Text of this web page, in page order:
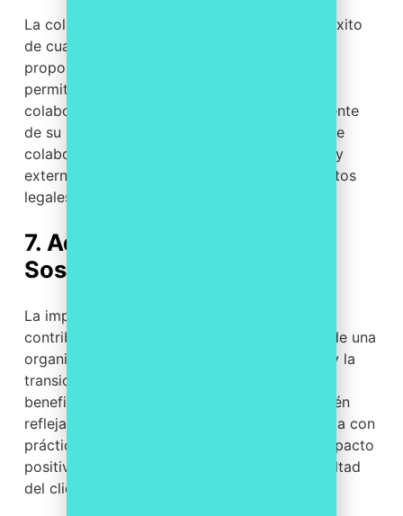
La colaboración efectiva es esencial para el éxito
de cualquier empresa. Los softwares legales
proporcionan plataformas centralizadas que
permiten a los equipos trabajar de manera
colaborativa en tiempo real, independientemente
de su ubicación geográfica. Esta capacidad de
colaboración mejora la comunicación interna y
externa, lo que es esencial para abordar asuntos
legales de manera eficaz.
7. Adopción de Prácticas
Sostenibles
La implementación de software legal también
contribuye a las iniciativas de sostenibilidad de una
organización. La reducción del uso de papel y la
transición hacia procesos digitales no solo
benefician al medio ambiente, sino que también
reflejan una imagen empresarial comprometida con
prácticas sostenibles. Esto puede tener un impacto
positivo en la percepción de la marca y la lealtad
del cliente.